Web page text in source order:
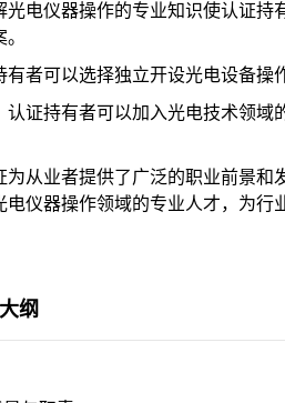
光电仪器操作的专业知识使认证
有者可以选择独立开设光电设备操
证持有者可以加入光电技术领域
为从业者提供了广泛的职业前景
仪器操作领域的专业人才，为
纲